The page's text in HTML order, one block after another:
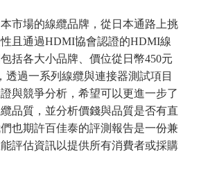
市場的線纜品牌，從日本通路上挑
且通過HDMI協會認證的HDMI線
括各大小品牌、價位從日幣450元
透過一系列線纜與連接器測試項目
與競爭分析，希望可以更進一步了
品質，並分析價錢與品質是否有直
也期許百佳泰的評測報告是一份兼
評估資訊以提供所有消費者或採購